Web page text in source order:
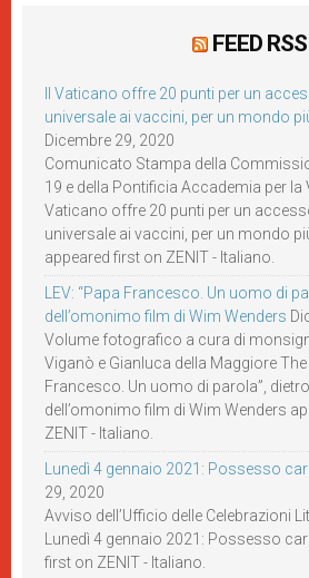
FEED RSS
Il Vaticano offre 20 punti per un
universale ai vaccini, per un mondo
Dicembre 29, 2020
Comunicato Stampa della
19 e della Pontificia Accademia per la
Vaticano offre 20 punti per un
universale ai vaccini, per un mondo
appeared first on ZENIT - Italiano.
LEV: “Papa Francesco. Un uomo di
dell’omonimo film di Wim Wenders
Volume fotografico a cura di
Viganò e Gianluca della Maggiore The
Francesco. Un uomo di parola”,
dell’omonimo film di Wim Wenders
ZENIT - Italiano.
Lunedì 4 gennaio 2021: Possesso
29, 2020
Avviso dell’Ufficio delle Celebrazioni
Lunedì 4 gennaio 2021: Possesso
first on ZENIT - Italiano.